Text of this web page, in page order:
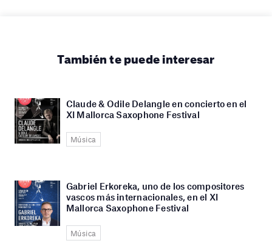
También te puede interesar
Claude & Odile Delangle en concierto en el
XI Mallorca Saxophone Festival
Música
Gabriel Erkoreka, uno de los compositores
vascos más internacionales, en el XI
Mallorca Saxophone Festival
Música